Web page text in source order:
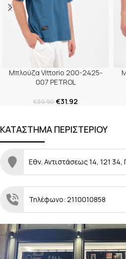
Μπλούζα Vittorio 200-2425-
007 PETROL
€39.90€31.92
ΚΑΤΑΣΤΗΜΑ ΠΕΡΙΣΤΕΡΙΟΥ
Εθν. Αντιστάσεως 14, 121 34,
Τηλέφωνο: 2110010858